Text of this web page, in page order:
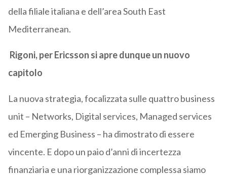
della filiale italiana e dell’area South East
Mediterranean.
Rigoni, per Ericsson si apre dunque un nuovo
capitolo
La nuova strategia, focalizzata sulle quattro business
unit – Networks, Digital services, Managed services
ed Emerging Business – ha dimostrato di essere
vincente. E dopo un paio d’anni di incertezza
finanziaria e una riorganizzazione complessa siamo